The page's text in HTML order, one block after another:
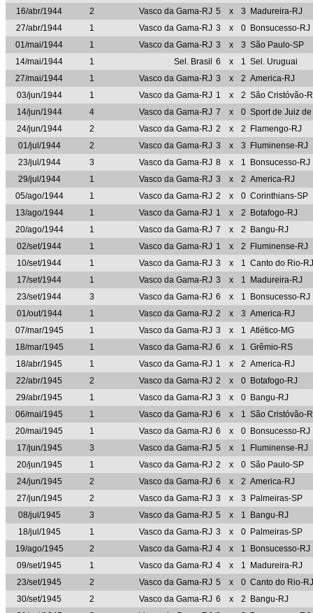
16/abr/1944
2 Vasco da Gama-RJ 5 x 3
Madureira-RJ
27/abr/1944
1 Vasco da Gama-RJ 3 x 0 Bonsucesso-RJ
01/mai/1944
1 Vasco da Gama-RJ 3 x 3 São Paulo-SP
14/mai/1944
1 Sel. Brasil 6 x 1 Sel. Uruguai
27/mai/1944
1 Vasco da Gama-RJ 3 x 2 America-RJ
03/jun/1944
1 Vasco da Gama-RJ 1 x 2 São Cristóvão-
14/jun/1944
4 Vasco da Gama-RJ 7 x 0 Sport de Juiz
24/jun/1944
2 Vasco da Gama-RJ 2 x 2
Flamengo-RJ
01/jul/1944
2 Vasco da Gama-RJ 3 x 3
Fluminense-RJ
23/jul/1944
3 Vasco da Gama-RJ 8 x 1
Bonsucesso-RJ
29/jul/1944
1 Vasco da Gama-RJ 3 x 2 America-RJ
05/ago/1944
1 Vasco da Gama-RJ 2 x 0 Corinthians-SP
13/ago/1944
1 Vasco da Gama-RJ 1 x 2
Botafogo-RJ
20/ago/1944
1 Vasco da Gama-RJ 7 x 2
Bangu-RJ
02/set/1944
1 Vasco da Gama-RJ 1 x 2
Fluminense-RJ
10/set/1944
1 Vasco da Gama-RJ 3 x 1 Canto do Rio-RJ
17/set/1944
1 Vasco da Gama-RJ 3 x 1
Madureira-RJ
23/set/1944
3 Vasco da Gama-RJ 6 x 1
Bonsucesso-RJ
01/out/1944
1 Vasco da Gama-RJ 2 x 3 America-RJ
07/mar/1945
1 Vasco da Gama-RJ 3 x 1 Atlético-MG
18/mar/1945
1 Vasco da Gama-RJ 6 x 1 Grêmio-RS
18/abr/1945
1 Vasco da Gama-RJ 1 x 2 America-RJ
22/abr/1945
2 Vasco da Gama-RJ 2 x 0 Botafogo-RJ
29/abr/1945
1 Vasco da Gama-RJ 3 x 0 Bangu-RJ
06/mai/1945
1 Vasco da Gama-RJ 6 x 1 São Cristóvão-
20/mai/1945
1 Vasco da Gama-RJ 6 x 0 Bonsucesso-RJ
17/jun/1945
3 Vasco da Gama-RJ 5 x 1
Fluminense-RJ
20/jun/1945
1 Vasco da Gama-RJ 2 x 0 São Paulo-SP
24/jun/1945
2 Vasco da Gama-RJ 6 x 2 America-RJ
27/jun/1945
2 Vasco da Gama-RJ 3 x 3
Palmeiras-SP
08/jul/1945
3 Vasco da Gama-RJ 5 x 1
Bangu-RJ
18/jul/1945
1 Vasco da Gama-RJ 3 x 0 Palmeiras-SP
19/ago/1945
2 Vasco da Gama-RJ 4 x 1
Bonsucesso-RJ
09/set/1945
1 Vasco da Gama-RJ 4 x 1
Madureira-RJ
23/set/1945
2 Vasco da Gama-RJ 5 x 0 Canto do Rio-RJ
30/set/1945
2 Vasco da Gama-RJ 6 x 2
Bangu-RJ